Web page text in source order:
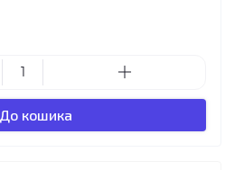
До кошика